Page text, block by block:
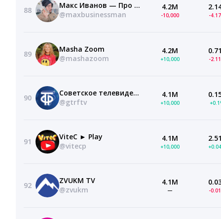
88
Макс Иванов — Про бизнес и инвестиции
@maxbusinessman
4.2M
-10,000 -
89
Masha Zoom
@mashazoom
4.2M
+10,000 -
90
Советское телевидение. ГОСТЕЛЕРАДИОФОНД
@gtrftv
4.1M
+10,000
91
ViteC ► Play
@vitecp
4.1M
+10,000
92
ZVUKM TV
@zvukm
4.1M
— -